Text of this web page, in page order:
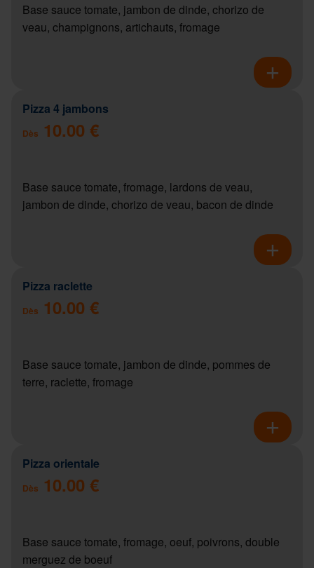
Base sauce tomate, jambon de dinde, chorizo de
veau, champignons, artichauts, fromage
Pizza 4 jambons
Dès 10.00 €
Base sauce tomate, fromage, lardons de veau,
jambon de dinde, chorizo de veau, bacon de dinde
Pizza raclette
Dès 10.00 €
Base sauce tomate, jambon de dinde, pommes de
terre, raclette, fromage
Pizza orientale
Dès 10.00 €
Base sauce tomate, fromage, oeuf, poivrons, double
merguez de boeuf